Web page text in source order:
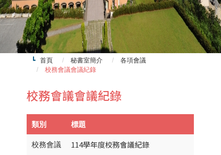
首頁 秘書室簡介
各項會議
校務會議會議紀錄
校務會議會議紀錄
類別 標題
校務會議 114學年度校務會議紀錄